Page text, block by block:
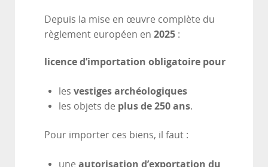
Depuis la mise en œuvre complète du
règlement européen en 2025 :
licence d’importation obligatoire pour
les vestiges archéologiques
les objets de plus de 250 ans.
Pour importer ces biens, il faut :
une autorisation d’exportation du